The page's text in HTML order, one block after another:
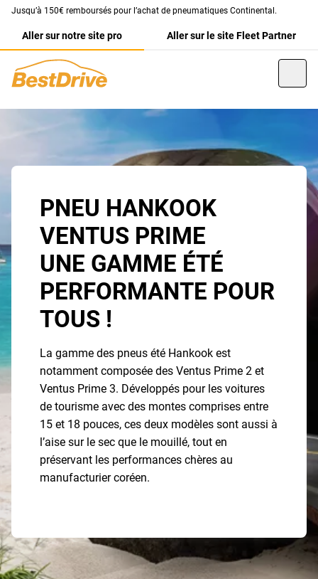
Jusqu’à 150€ remboursés pour l’achat de pneumatiques Continental.
Aller sur notre site pro Aller sur le site Fleet Partner
PNEU HANKOOK
VENTUS PRIME
UNE GAMME ÉTÉ
PERFORMANTE POUR
TOUS !
La gamme des pneus été Hankook est
notamment composée des Ventus Prime 2 et
Ventus Prime 3. Développés pour les voitures
de tourisme avec des montes comprises entre
15 et 18 pouces, ces deux modèles sont aussi à
l’aise sur le sec que le mouillé, tout en
préservant les performances chères au
manufacturier coréen.